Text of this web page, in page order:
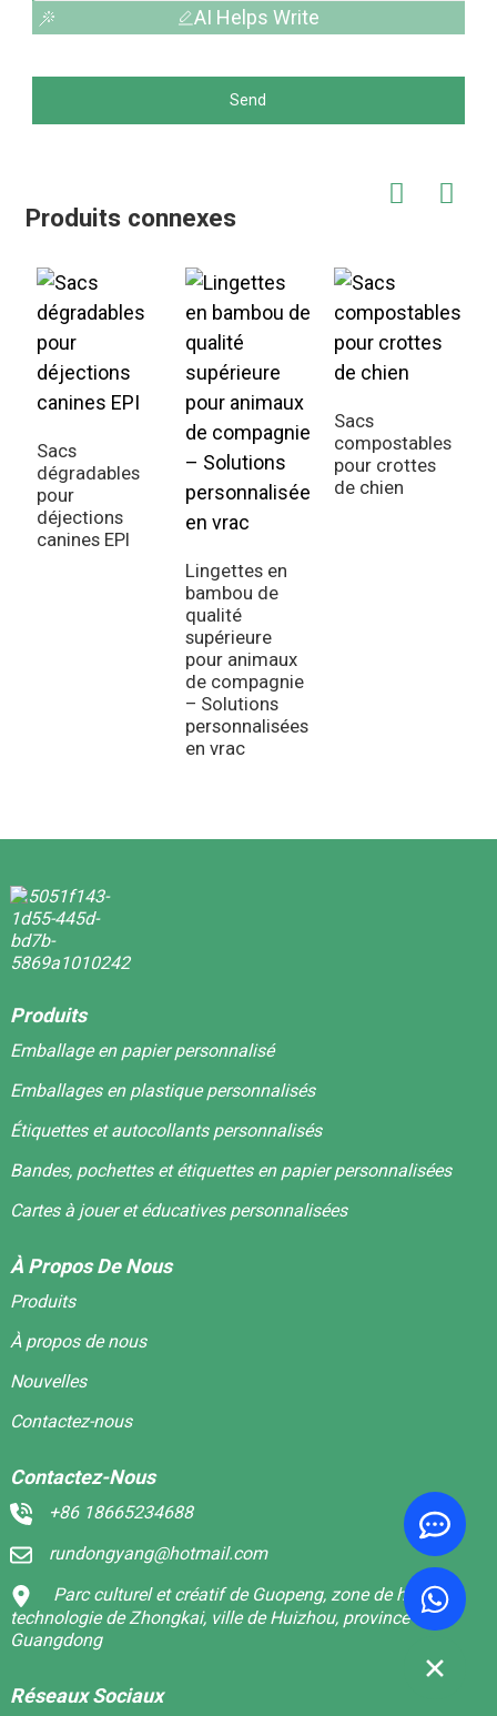
AI Helps Write
Send
Produits connexes
Sacs
dégradables
pour
déjections
canines EPI
Lingettes en
bambou de
qualité
supérieure
pour animaux
de compagnie
– Solutions
personnalisées
en vrac
Sacs
compostables
pour crottes
de chien
Produits
Emballage en papier personnalisé
Emballages en plastique personnalisés
Étiquettes et autocollants personnalisés
Bandes, pochettes et étiquettes en papier personnalisées
Cartes à jouer et éducatives personnalisées
À Propos De Nous
Produits
À propos de nous
Nouvelles
Contactez-nous
Contactez-Nous
+86 18665234688
rundongyang@hotmail.com
Parc culturel et créatif de Guopeng, zone de haute
technologie de Zhongkai, ville de Huizhou, province du
Guangdong
Réseaux Sociaux